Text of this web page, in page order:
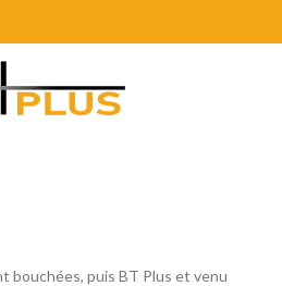
bouchées, puis BT Plus et venu